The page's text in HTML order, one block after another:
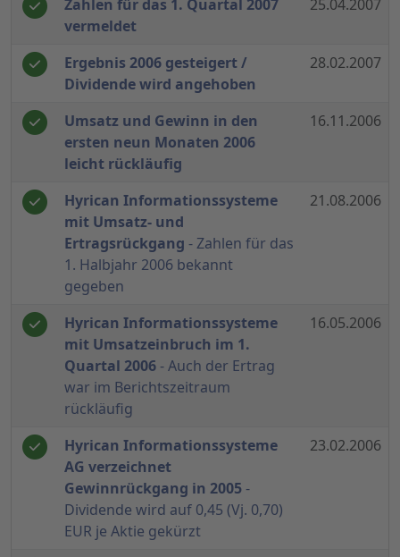
Zahlen für das 1. Quartal 2007
vermeldet
25.04.2007
Ergebnis 2006 gesteigert /
Dividende wird angehoben
28.02.2007
Umsatz und Gewinn in den
ersten neun Monaten 2006
leicht rückläufig
16.11.2006
Hyrican Informationssysteme
mit Umsatz- und
Ertragsrückgang - Zahlen für das
1. Halbjahr 2006 bekannt
gegeben
21.08.2006
Hyrican Informationssysteme
mit Umsatzeinbruch im 1.
Quartal 2006 - Auch der Ertrag
war im Berichtszeitraum
rückläufig
16.05.2006
Hyrican Informationssysteme
AG verzeichnet
Gewinnrückgang in 2005-
Dividende wird auf 0,45 (Vj. 0,70)
EUR je Aktie gekürzt
23.02.2006